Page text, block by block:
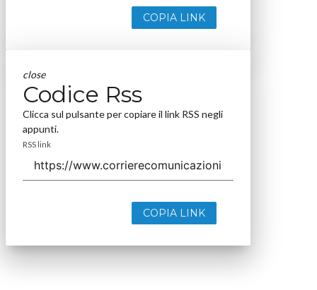
COPIA LINK
close
Codice Rss
Clicca sul pulsante per copiare il link RSS negli
appunti.
RSS link
COPIA LINK